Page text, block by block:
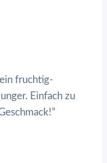
fruchtig-
Einfach zu